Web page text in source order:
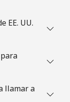
EE. UU.
llamar a